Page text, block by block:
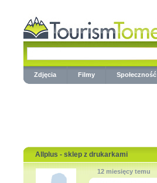
Zdjęcia Filmy Społeczność
Allplus - sklep z drukarkami
12 miesięcy temu